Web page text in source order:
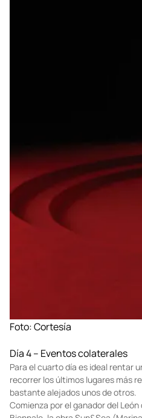
Foto: Cortesía
Día 4 – Eventos colaterales
Para el cuarto día es ideal rentar
recorrer los últimos lugares más
bastante alejados unos de otros.
Comienza por el ganador del